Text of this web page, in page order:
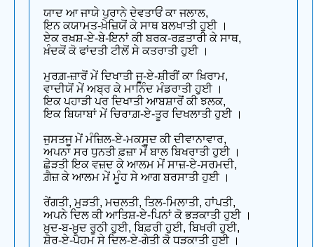
ਯਾਦ ਆ ਜਾਯੇ ਪੁਰਾਨੇ ਦੇਵਤਾਓਂ ਕਾ ਜਲਾਲ,
ਇਨ ਕਯਾਮਤ-ਖ਼ੇਜ਼ਿਯੋਂ ਕੇ ਸਾਥ ਬਲਖਾਤੀ ਹੁਈ ।
ਏਕ ਰਖ਼ਸ਼-ਏ-ਬੇ-ਇਨਾਂ ਕੀ ਬਰਕ-ਰਫ਼ਤਾਰੀ ਕੇ ਸਾਥ,
ਖ਼ੰਦਕੋਂ ਕੋ ਫਾਂਦਤੀ ਟੀਲੋਂ ਸੇ ਕਤਰਾਤੀ ਹੁਈ ।
ਮੁਰਗ਼-ਜ਼ਾਰੋਂ ਮੇਂ ਦਿਖਾਤੀ ਜੂ-ਏ-ਸ਼ੀਰੀਂ ਕਾ ਖ਼ਿਰਾਮ,
ਵਾਦੀਯੋਂ ਮੇਂ ਅਬ੍ਰ ਕੇ ਮਾਨਿੰਦ ਮੰਡਰਾਤੀ ਹੁਈ ।
ਇਕ ਪਹਾੜੀ ਪਰ ਦਿਖਾਤੀ ਆਬਸ਼ਾਰੋਂ ਕੀ ਝਲਕ,
ਇਕ ਬਿਯਾਬਾਂ ਮੇਂ ਚਿਰਾਗ਼-ਏ-ਤੂਰ ਦਿਖਲਾਤੀ ਹੁਈ ।
ਜੁਸਤਜੂ ਮੇਂ ਮੰਜ਼ਿਲ-ਏ-ਮਕਸੂਦ ਕੀ ਦੀਵਾਨਾਵਾਰ,
ਅਪਨਾ ਸਰ ਧੁਨਤੀ ਫ਼ਜ਼ਾ ਮੇਂ ਬਾਲ ਬਿਖਰਾਤੀ ਹੁਈ ।
ਛੇੜਤੀ ਇਕ ਵਜ਼ਦ ਕੇ ਆਲਮ ਮੇਂ ਸਾਜ਼-ਏ-ਸਰਮਦੀ,
ਗ਼ੈਜ਼ ਕੇ ਆਲਮ ਮੇਂ ਮੂੰਹ ਸੇ ਆਗ ਬਰਸਾਤੀ ਹੁਈ ।
ਰੇਂਗਤੀ, ਮੁੜਤੀ, ਮਚਲਤੀ, ਤਿਲ-ਮਿਲਾਤੀ, ਹਾਂਪਤੀ,
ਅਪਨੇ ਦਿਲ ਕੀ ਆਤਿਸ਼-ਏ-ਪਿਨਾਂ ਕੋ ਭੜਕਾਤੀ ਹੁਈ ।
ਖ਼ੁਦ-ਬ-ਖ਼ੁਦ ਰੂਠੀ ਹੁਈ, ਬਿਫ਼ਰੀ ਹੁਈ, ਬਿਖਰੀ ਹੁਈ,
ਸ਼ੋਰ-ਏ-ਪੈਹਮ ਸੇ ਦਿਲ-ਏ-ਗੇਤੀ ਕੋ ਧੜਕਾਤੀ ਹੁਈ ।